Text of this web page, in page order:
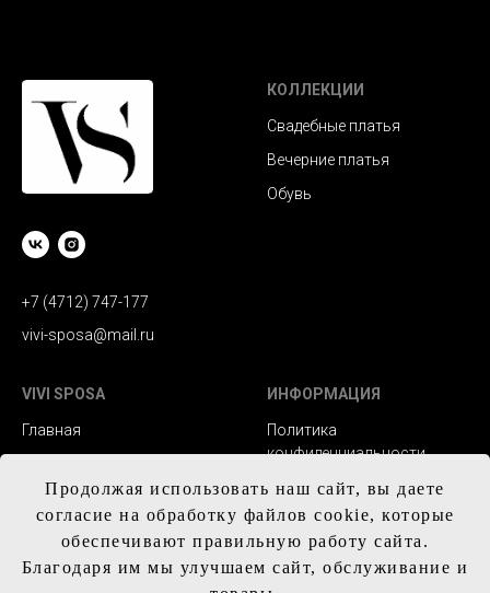
Продолжая использовать наш сайт, вы даете
согласие на обработку файлов cookie, которые
обеспечивают правильную работу сайта.
Благодаря им мы улучшаем сайт, обслуживание и
+7 (4712) 747-177
vivi-sposa@mail.ru
КОЛЛЕКЦИИ
Свадебные платья
Вечерние платья
Обувь
VIVI SPOSA
Главная
Контакты
ИНФОРМАЦИЯ
Политика
конфиденциальности
Заказ и сроки
изготовления
Доставка
Обмен и возврат